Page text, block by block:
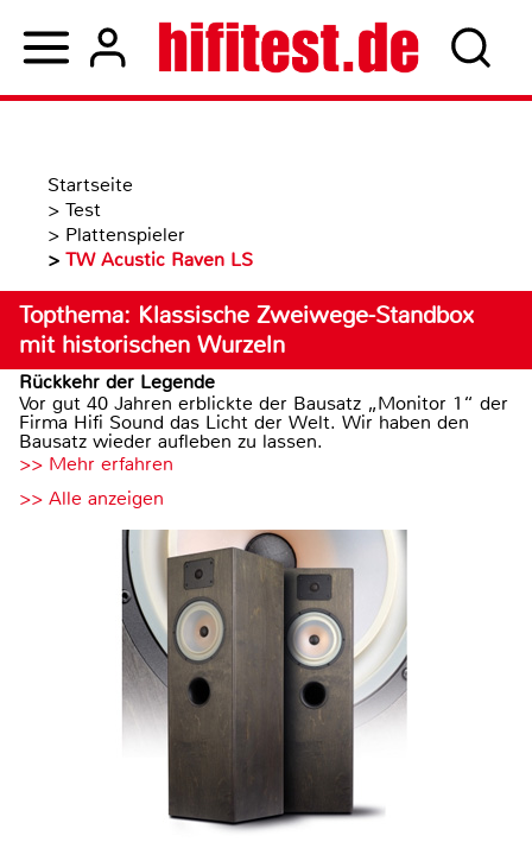
Startseite
> Test
> Plattenspieler
> TW Acustic Raven LS
Topthema: Klassische Zweiwege-Standbox
mit historischen Wurzeln
Rückkehr der Legende
Vor gut 40 Jahren erblickte der Bausatz „Monitor 1“ der
Firma Hifi Sound das Licht der Welt. Wir haben den
Bausatz wieder aufleben zu lassen.
>> Mehr erfahren
>> Alle anzeigen